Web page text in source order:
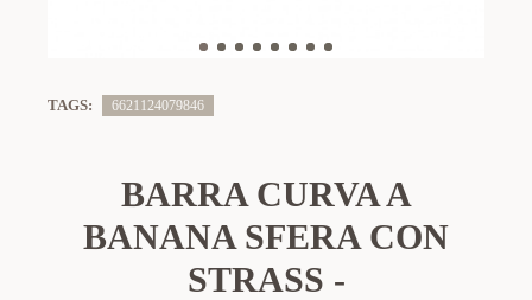
TAGS: 6621124079846
BARRA CURVA A
BANANA SFERA CON
STRASS -